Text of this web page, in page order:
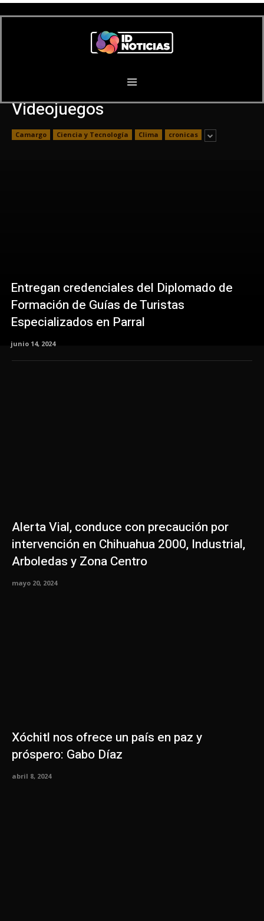
Videojuegos
Camargo Ciencia y Tecnología Clima cronicas
Entregan credenciales del Diplomado de
Formación de Guías de Turistas
Especializados en Parral
junio 14, 2024
Alerta Vial, conduce con precaución por
intervención en Chihuahua 2000, Industrial,
Arboledas y Zona Centro
mayo 20, 2024
Xóchitl nos ofrece un país en paz y
próspero: Gabo Díaz
abril 8, 2024